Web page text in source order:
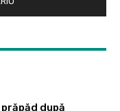
după